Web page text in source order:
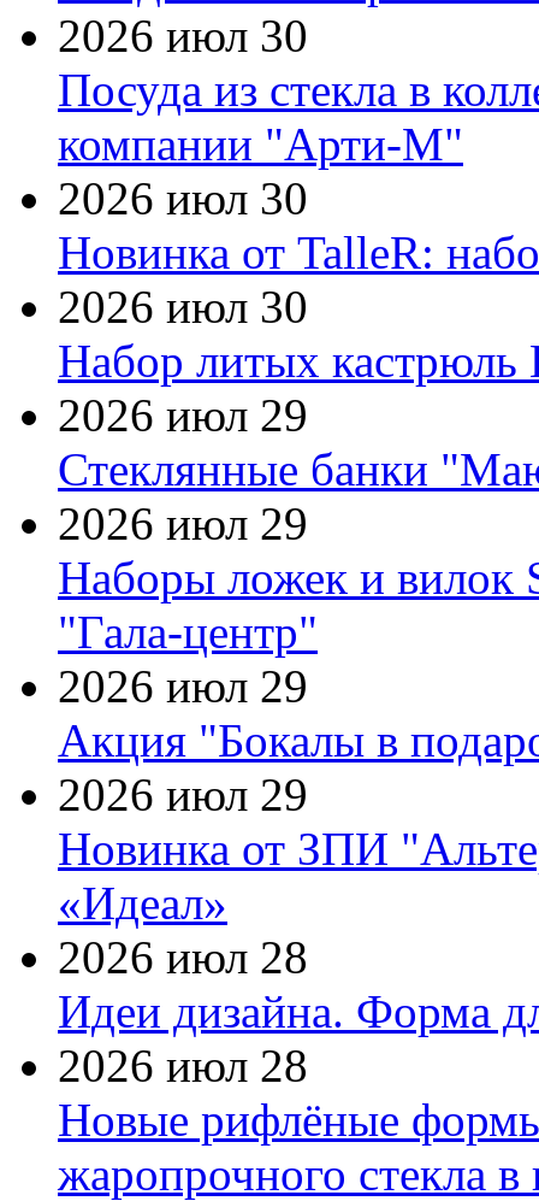
2026 июл 30
Посуда из стекла в
компании "Арти-М"
2026 июл 30
Новинка от TalleR:
2026 июл 30
Набор литых кастрюль
2026 июл 29
Стеклянные банки
2026 июл 29
Наборы ложек и вилок
"Гала-центр"
2026 июл 29
Акция "Бокалы в
2026 июл 29
Новинка от ЗПИ
«Идеал»
2026 июл 28
Идеи дизайна. Форма
2026 июл 28
Новые рифлёные формы
жаропрочного стекла